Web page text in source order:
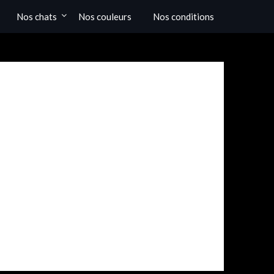
Nos chats Nos couleurs Nos conditions